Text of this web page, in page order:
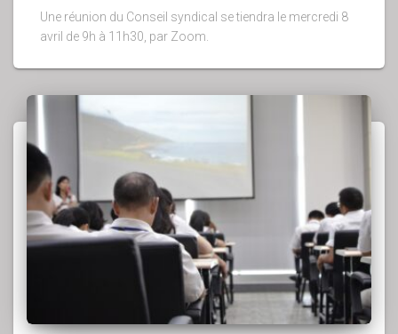
Une réunion du Conseil syndical se tiendra le mercredi 8
avril de 9h à 11h30, par Zoom.